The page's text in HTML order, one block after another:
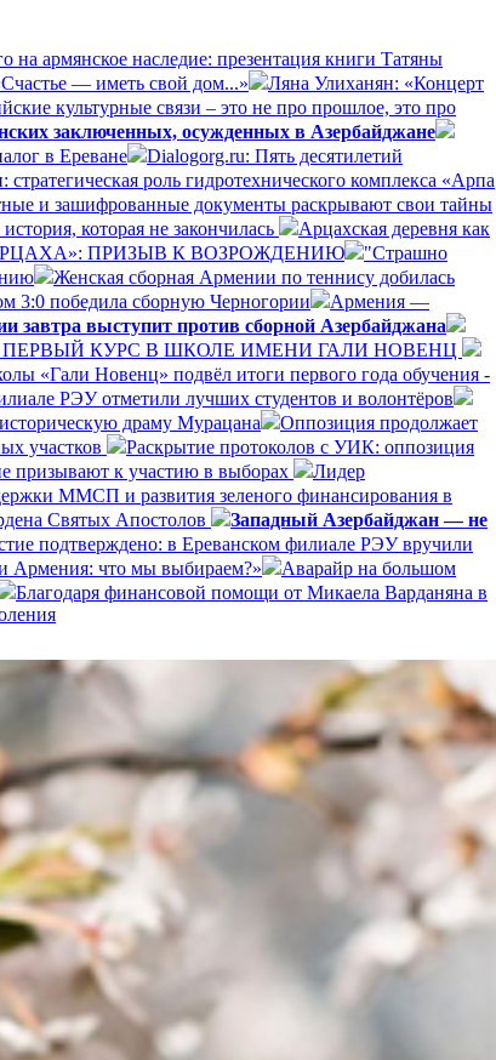
на армянское наследие: презентация книги Татяны
— иметь свой дом...»
Ляна Улиханян: «Концерт
культурные связи – это не про прошлое, это про
заключенных, осужденных в Азербайджане
в Ереване
Dialogorg.ru: Пять десятилетий
роль гидротехнического комплекса «Арпа
и зашифрованные документы раскрывают свои тайны
которая не закончилась
Арцахская деревня как
ПРИЗЫВ К ВОЗРОЖДЕНИЮ
"Страшно
Женская сборная Армении по теннису добилась
3:0 победила сборную Черногории
Армения —
выступит против сборной Азербайджана
КУРС В ШКОЛЕ ИМЕНИ ГАЛИ НОВЕНЦ
«Гали Новенц» подвёл итоги первого года обучения -
РЭУ отметили лучших студентов и волонтёров
драму Мурацана
Оппозиция продолжает
участков
Раскрытие протоколов с УИК: оппозиция
призывают к участию в выборах
Лидер
ММСП и развития зеленого финансирования в
Святых Апостолов
Западный Азербайджан — не
подтверждено: в Ереванском филиале РЭУ вручили
Армения: что мы выбираем?»
Аварайр на большом
Благодаря финансовой помощи от Микаела Варданяна в